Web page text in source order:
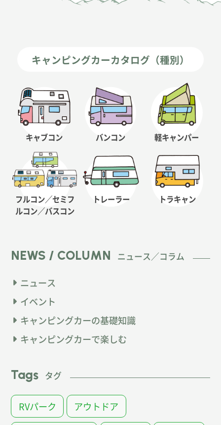
キャンピングカーカタログ（種別）
キャブコン バンコン 軽キャンパー
フルコン／セミフ
ルコン／バスコン
トレーラー トラキャン
NEWS / COLUMN ニュース／コラム
ニュース
イベント
キャンピングカーの基礎知識
キャンピングカーで楽しむ
Tags タグ
RVパーク アウトドア